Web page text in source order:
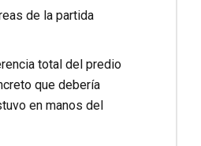
de la partida
total del predio
que debería
en manos del